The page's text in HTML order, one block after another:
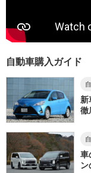
自動車購入ガイド
新
徹
車
ン